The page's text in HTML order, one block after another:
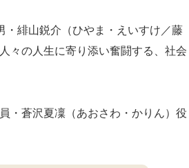
・緋山鋭介（ひやま・えいすけ／藤
々の人生に寄り添い奮闘する、社会
・蒼沢夏凜（あおさわ・かりん）役